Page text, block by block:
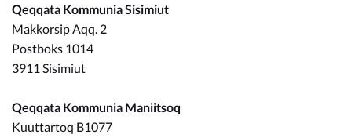
Qeqqata Kommunia Sisimiut
Makkorsip Aqq. 2
Postboks 1014
3911 Sisimiut
Qeqqata Kommunia Maniitsoq
Kuuttartoq B1077